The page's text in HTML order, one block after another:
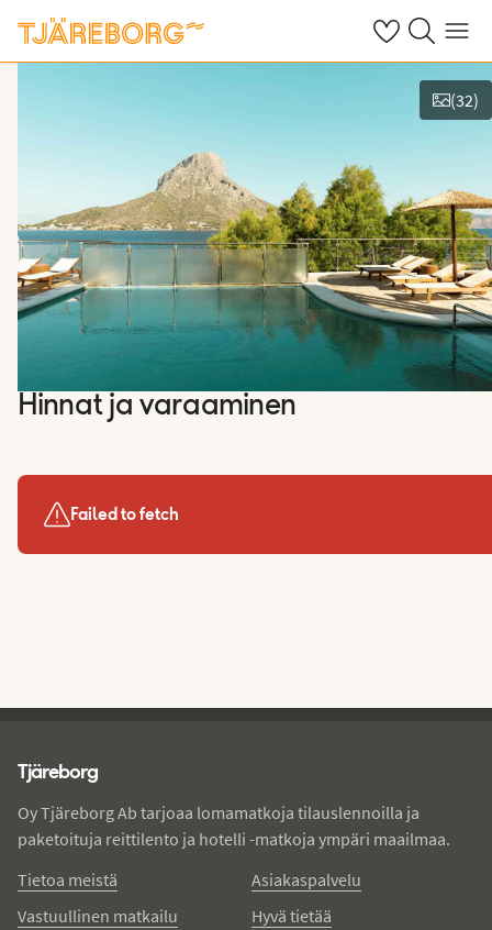
OmatHaku Valikko
Näytä kuvia
(32)
Hinnat ja varaaminen
Failed to fetch
Tjäreborg
Oy Tjäreborg Ab tarjoaa lomamatkoja tilauslennoilla ja
paketoituja reittilento ja hotelli -matkoja ympäri maailmaa.
Tietoa meistä
Vastuullinen matkailu
Asiakaspalvelu
Hyvä tietää